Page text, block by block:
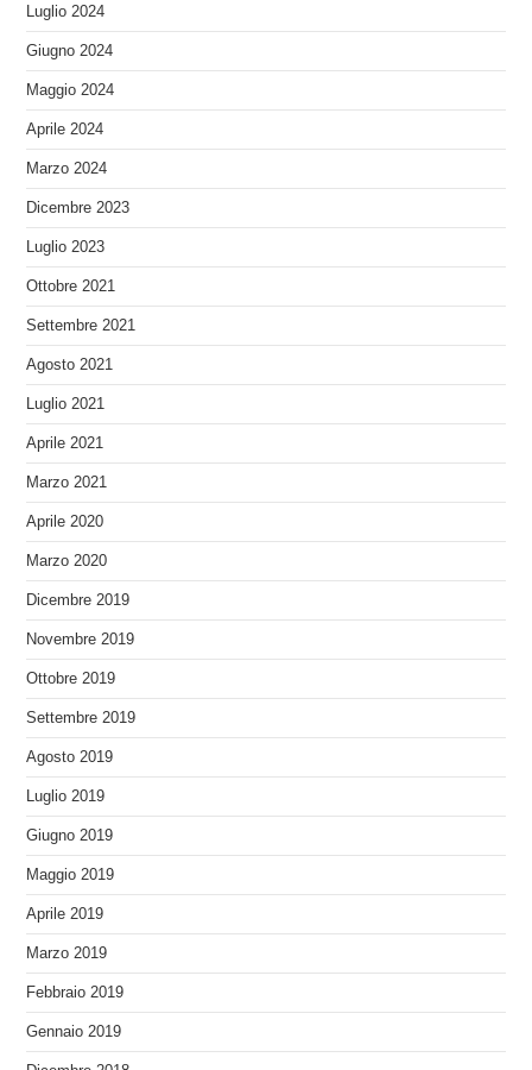
Luglio 2024
Giugno 2024
Maggio 2024
Aprile 2024
Marzo 2024
Dicembre 2023
Luglio 2023
Ottobre 2021
Settembre 2021
Agosto 2021
Luglio 2021
Aprile 2021
Marzo 2021
Aprile 2020
Marzo 2020
Dicembre 2019
Novembre 2019
Ottobre 2019
Settembre 2019
Agosto 2019
Luglio 2019
Giugno 2019
Maggio 2019
Aprile 2019
Marzo 2019
Febbraio 2019
Gennaio 2019